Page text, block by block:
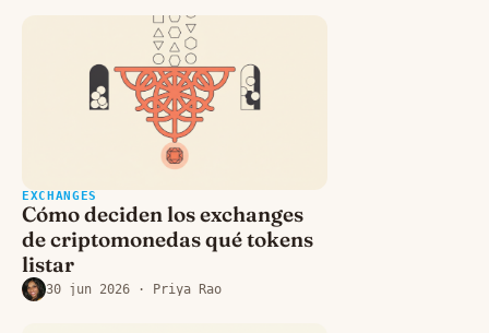
EXCHANGES
Cómo deciden los exchanges
de criptomonedas qué tokens
listar
30 jun 2026 · Priya Rao